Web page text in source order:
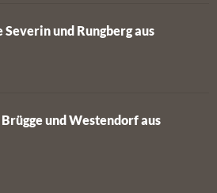
Severin und Rungberg aus
und Westendorf aus